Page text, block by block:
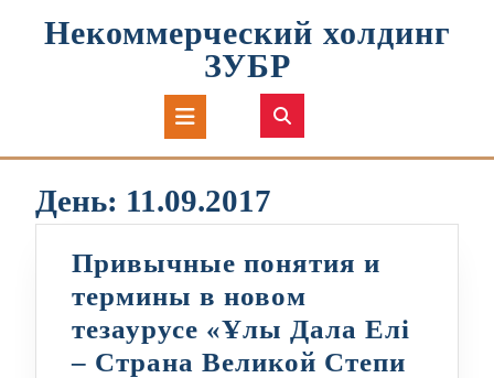
Некоммерческий холдинг
ЗУБР
Кнопка
Открыть
День: 11.09.2017
Привычные понятия и
термины в новом
тезаурусе «Ұлы Дала Елі
– Страна Великой Степи